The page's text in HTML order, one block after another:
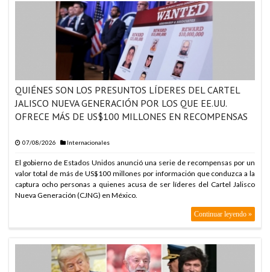
QUIÉNES SON LOS PRESUNTOS LÍDERES DEL CARTEL
JALISCO NUEVA GENERACIÓN POR LOS QUE EE.UU.
OFRECE MÁS DE US$100 MILLONES EN RECOMPENSAS
07/08/2026 Internacionales
El gobierno de Estados Unidos anunció una serie de recompensas por un
valor total de más de US$100 millones por información que conduzca a la
captura ocho personas a quienes acusa de ser líderes del Cartel Jalisco
Nueva Generación (CJNG) en México.
Continuar leyendo »